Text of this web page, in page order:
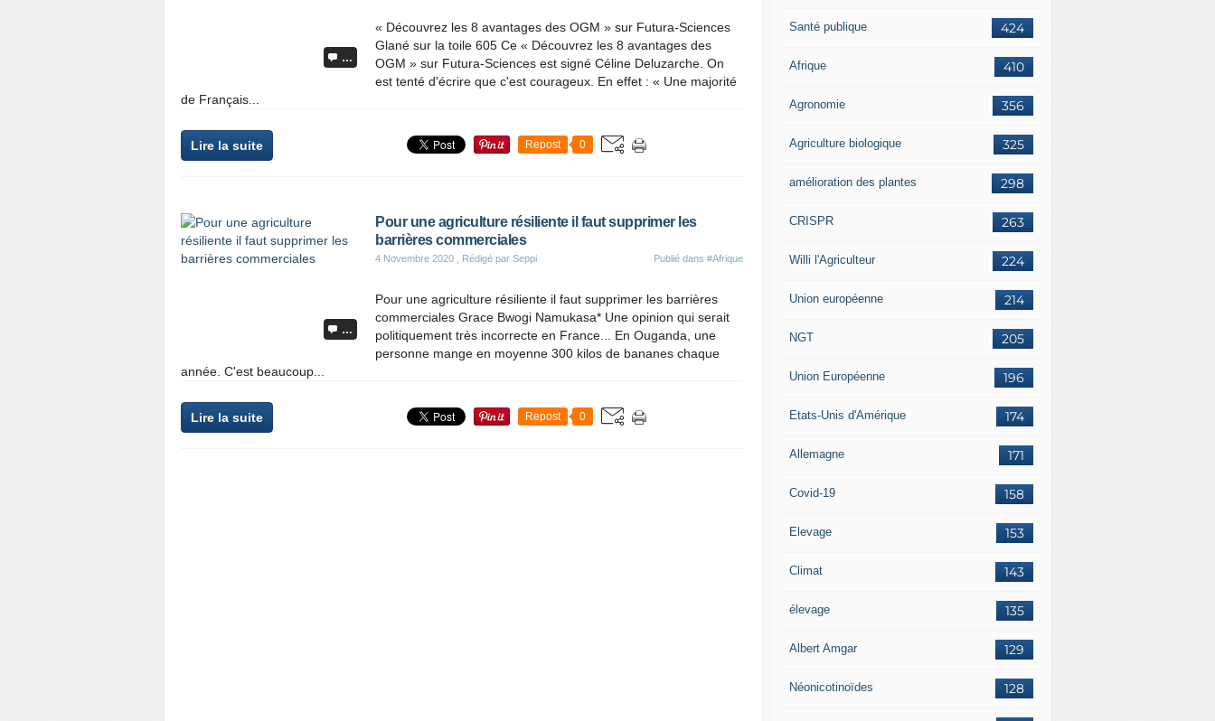
…
« Découvrez les 8 avantages des OGM » sur Futura-Sciences
Glané sur la toile 605 Ce « Découvrez les 8 avantages des
OGM » sur Futura-Sciences est signé Céline Deluzarche. On
est tenté d'écrire que c'est courageux. En effet : « Une majorité
de Français...
Lire la suite Repost 0
…
Pour une agriculture résiliente il faut supprimer les
barrières commerciales
4 Novembre 2020 , Rédigé par Seppi Publié dans #Afrique
Pour une agriculture résiliente il faut supprimer les barrières
commerciales Grace Bwogi Namukasa* Une opinion qui serait
politiquement très incorrecte en France... En Ouganda, une
personne mange en moyenne 300 kilos de bananes chaque
année. C'est beaucoup...
Lire la suite Repost 0
424
Santé publique
410
Afrique
356
Agronomie
325
Agriculture biologique
298
amélioration des plantes
263
CRISPR
224
Willi l'Agriculteur
214
Union européenne
205
NGT
196
Union Européenne
174
Etats-Unis d'Amérique
171
Allemagne
158
Covid-19
153
Elevage
143
Climat
135
élevage
129
Albert Amgar
128
Néonicotinoïdes